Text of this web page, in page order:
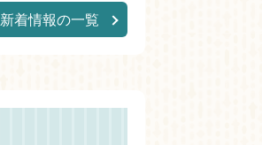
新着情報の一覧